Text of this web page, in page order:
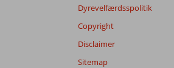
Dyrevelfærdsspolitik
Copyright
Disclaimer
Sitemap